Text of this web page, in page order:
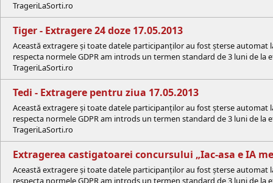
TrageriLaSorti.ro
Tiger - Extragere 24 doze 17.05.2013
Această extragere și toate datele participanților au fost șterse
respecta normele GDPR am introds un termen standard de 3 luni de
TrageriLaSorti.ro
Tedi - Extragere pentru ziua 17.05.2013
Această extragere și toate datele participanților au fost șterse
respecta normele GDPR am introds un termen standard de 3 luni de
TrageriLaSorti.ro
Extragerea castigatoarei concursului „Iac-asa e IA
Această extragere și toate datele participanților au fost șterse
respecta normele GDPR am introds un termen standard de 3 luni de